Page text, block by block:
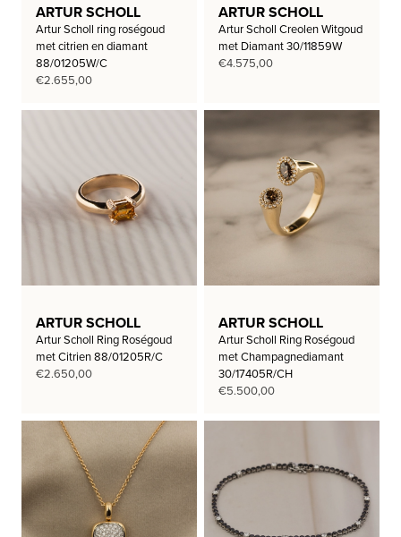
ARTUR SCHOLL
Artur Scholl ring roségoud
met citrien en diamant
88/01205W/C
€2.655,00
ARTUR SCHOLL
Artur Scholl Creolen Witgoud
met Diamant 30/11859W
€4.575,00
ARTUR SCHOLL
Artur Scholl Ring Roségoud
met Citrien 88/01205R/C
€2.650,00
ARTUR SCHOLL
Artur Scholl Ring Roségoud
met Champagnediamant
30/17405R/CH
€5.500,00